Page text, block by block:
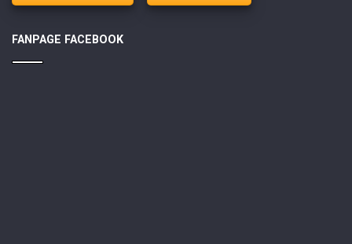
FANPAGE FACEBOOK